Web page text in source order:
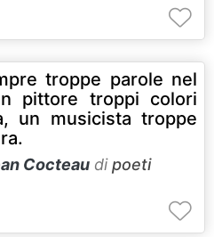
troppe parole nel
pittore troppi colori
un musicista troppe
Cocteau dipoeti